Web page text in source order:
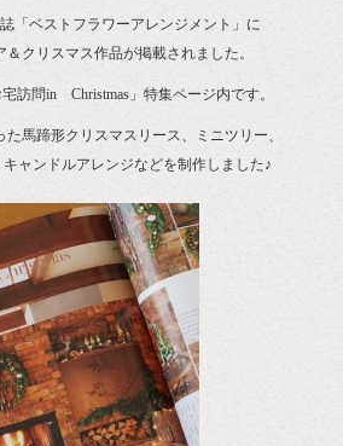
「ベストフラワーアレンジメント」に
＆クリスマス作品が掲載されました。
宅訪問in Christmas」特集ページ内です。
馬蹄形クリスマスリース、ミニツリー、
ャンドルアレンジなどを制作しました♪